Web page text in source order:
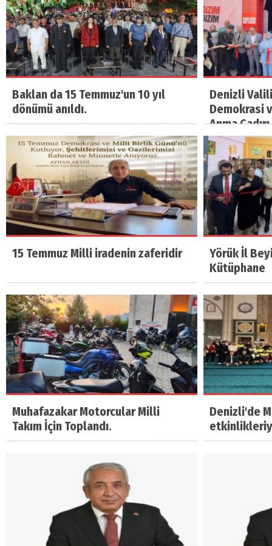
Baklan da 15 Temmuz'un 10 yıl
dönümü anıldı.
Denizli
Demokrasi
Anma
15 Temmuz Milli iradenin zaferidir
Yörük İl
Kütüphane
Muhafazakar Motorcular Milli
Takım İçin Toplandı.
Denizli'de